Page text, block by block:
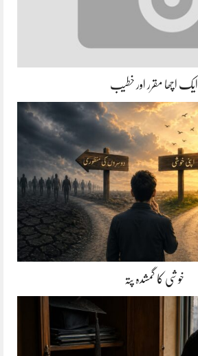
ایک اچھا مقرر اور خطیب
خوشی کا گمشدہ پتہ